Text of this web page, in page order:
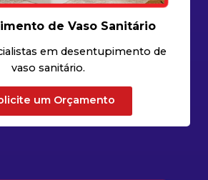
de Vaso Sanitário
em desentupimento de
vaso sanitário.
um Orçamento